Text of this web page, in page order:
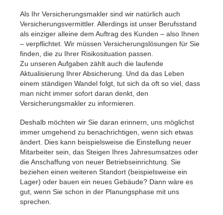
Als Ihr Versicherungsmakler sind wir natürlich auch
Versicherungsvermittler. Allerdings ist unser Berufsstand
als einziger alleine dem Auftrag des Kunden – also Ihnen
– verpflichtet. Wir müssen Versicherungslösungen für Sie
finden, die zu Ihrer Risikosituation passen.
Zu unseren Aufgaben zählt auch die laufende
Aktualisierung Ihrer Absicherung. Und da das Leben
einem ständigen Wandel folgt, tut sich da oft so viel, dass
man nicht immer sofort daran denkt, den
Versicherungsmakler zu informieren.
Deshalb möchten wir Sie daran erinnern, uns möglichst
immer umgehend zu benachrichtigen, wenn sich etwas
ändert. Dies kann beispielsweise die Einstellung neuer
Mitarbeiter sein, das Steigen Ihres Jahresumsatzes oder
die Anschaffung von neuer Betriebseinrichtung. Sie
beziehen einen weiteren Standort (beispielsweise ein
Lager) oder bauen ein neues Gebäude? Dann wäre es
gut, wenn Sie schon in der Planungsphase mit uns
sprechen.